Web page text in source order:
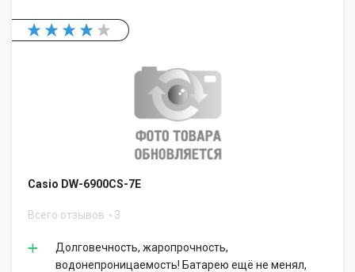
Casio DW-6900CS-7E
Всего отзывов 3
Долговечность, жаропрочность,
водонепроницаемость! Батарею ещё не менял,